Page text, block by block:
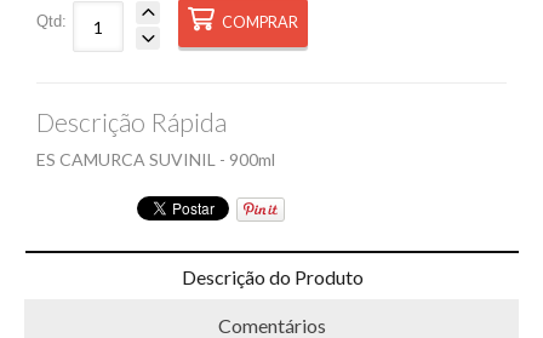
Qtd: COMPRAR
Descrição Rápida
ES CAMURCA SUVINIL - 900ml
Descrição do Produto
Comentários